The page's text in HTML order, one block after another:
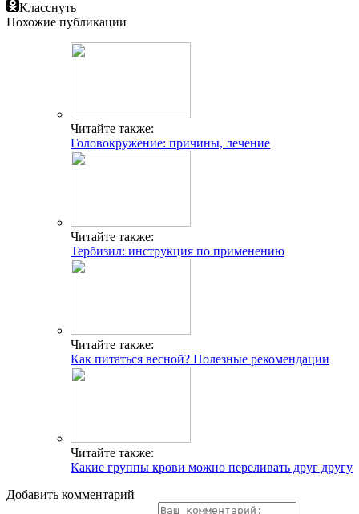
Класснуть
Похожие публикации
Читайте также:
Головокружение: причины, лечение
Читайте также:
Тербизил: инструкция по применению
Читайте также:
Как питаться весной? Полезные рекомендации
Читайте также:
Какие группы крови можно переливать друг другу
Добавить комментарий